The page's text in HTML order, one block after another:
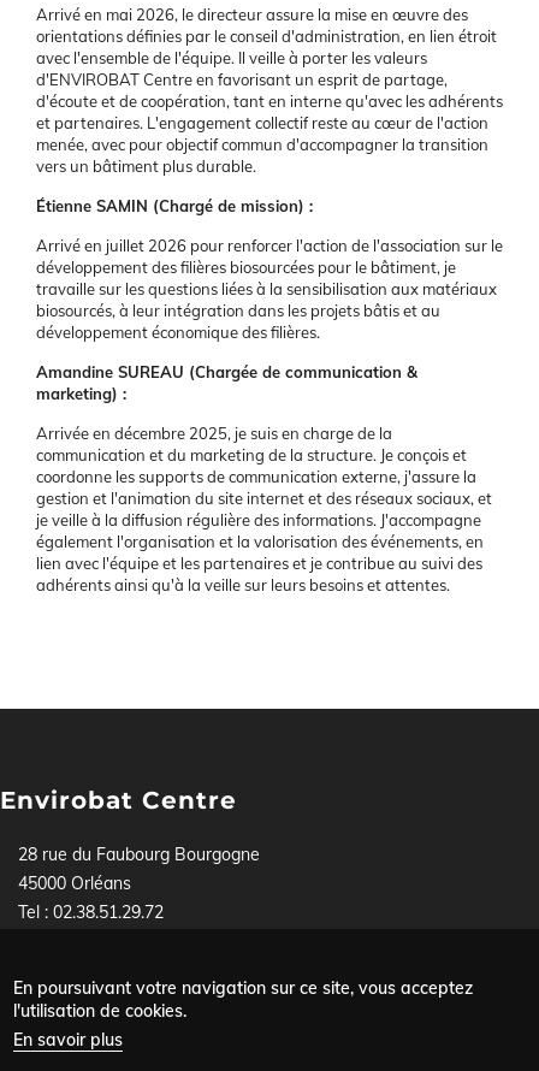
Arrivé en mai 2026, le directeur assure la mise en œuvre des
orientations définies par le conseil d'administration, en lien étroit
avec l'ensemble de l'équipe. Il veille à porter les valeurs
d'ENVIROBAT Centre en favorisant un esprit de partage,
d'écoute et de coopération, tant en interne qu'avec les adhérents
et partenaires. L'engagement collectif reste au cœur de l'action
menée, avec pour objectif commun d'accompagner la transition
vers un bâtiment plus durable.
Étienne SAMIN (Chargé de mission) :
Arrivé en juillet 2026 pour renforcer l'action de l'association sur le
développement des filières biosourcées pour le bâtiment, je
travaille sur les questions liées à la sensibilisation aux matériaux
biosourcés, à leur intégration dans les projets bâtis et au
développement économique des filières.
Amandine SUREAU (Chargée de communication &
marketing) :
Arrivée en décembre 2025, je suis en charge de la
communication et du marketing de la structure. Je conçois et
coordonne les supports de communication externe, j'assure la
gestion et l'animation du site internet et des réseaux sociaux, et
je veille à la diffusion régulière des informations. J'accompagne
également l'organisation et la valorisation des événements, en
lien avec l'équipe et les partenaires et je contribue au suivi des
adhérents ainsi qu'à la veille sur leurs besoins et attentes.
Envirobat Centre
28 rue du Faubourg Bourgogne
45000 Orléans
Tel : 02.38.51.29.72
Menu
Mentions légales
En poursuivant votre navigation sur ce site, vous acceptez
l'utilisation de cookies.
En savoir plus